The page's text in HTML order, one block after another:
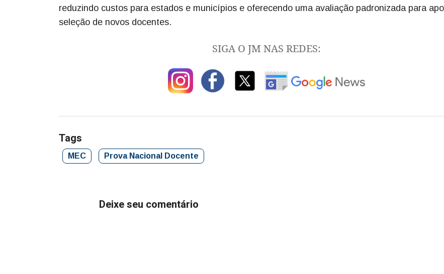
reduzindo custos para estados e municípios e oferecendo uma avaliação padronizada para
seleção de novos docentes.
SIGA O JM NAS REDES:
Tags
MEC Prova Nacional Docente
Deixe seu comentário